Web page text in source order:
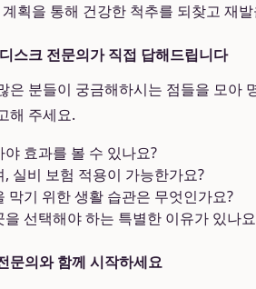
획을 통해 건강한 척추를 되찾고 재
스크 전문의가 직접 답해드립니다
은 분들이 궁금해하시는 점들을 모아
해 주세요.
효과를 볼 수 있나요?
실비 보험 적용이 가능한가요?
막기 위한 생활 습관은 무엇인가요?
선택해야 하는 특별한 이유가 있나
문의와 함께 시작하세요